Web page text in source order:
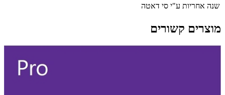
שנה אחריות ע"י סי דאטה
מוצרים קשורים